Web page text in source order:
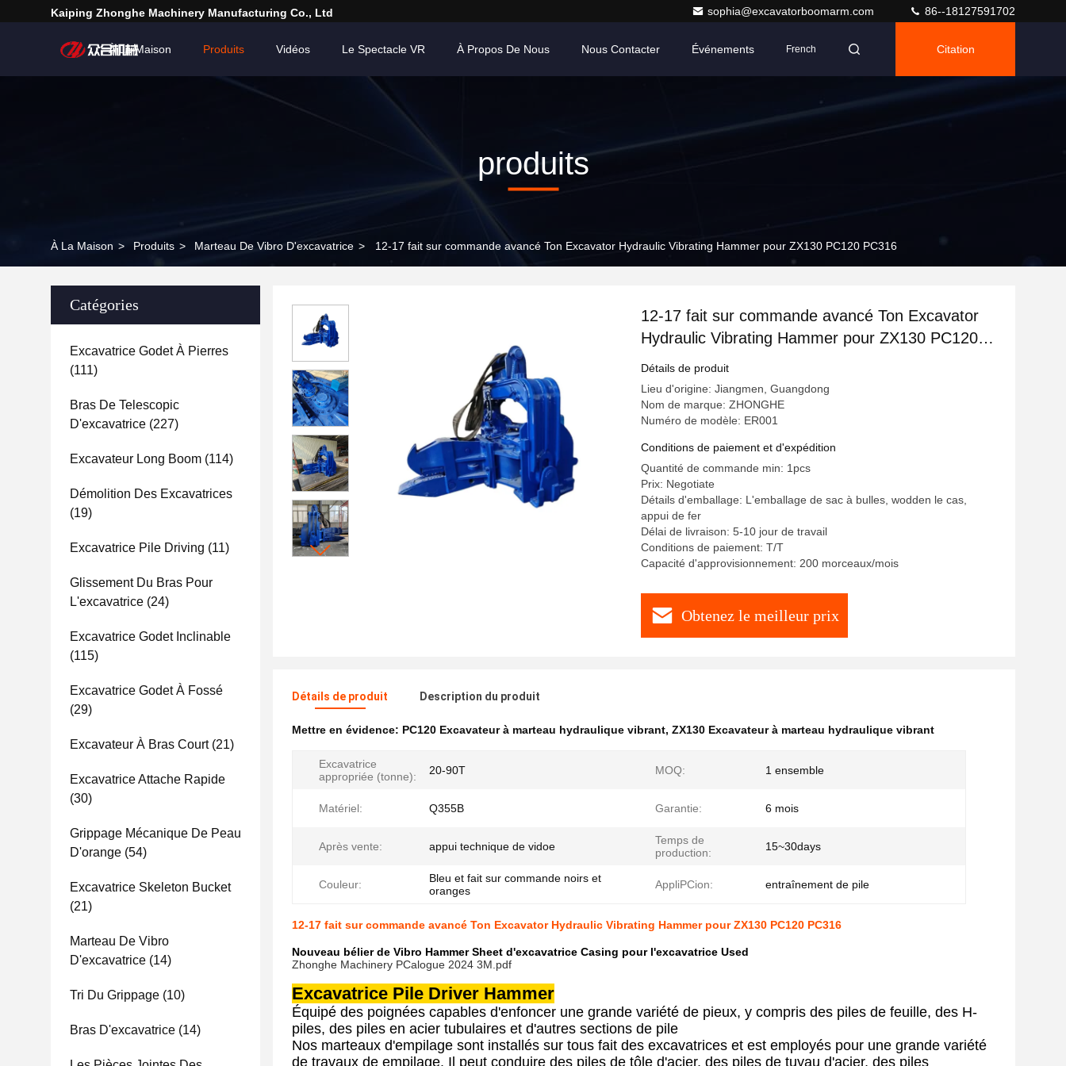
Kaiping Zhonghe Machinery Manufacturing Co., Ltd sophia@excavatorboomarm.com 86--18127591702
À La Maison Produits Vidéos Le Spectacle VR À Propos De Nous Nous Contacter Événements French Citation
produits
À La Maison > Produits > Marteau De Vibro D'excavatrice > 12-17 fait sur commande avancé Ton Excavator Hydraulic Vibrating Hammer pour ZX130 PC120 PC316
Catégories
Excavatrice Godet À Pierres
(111)
Bras De Telescopic
D'excavatrice (227)
Excavateur Long Boom (114)
Démolition Des Excavatrices
(19)
Excavatrice Pile Driving (11)
Glissement Du Bras Pour
L'excavatrice (24)
Excavatrice Godet Inclinable
(115)
Excavatrice Godet À Fossé
(29)
Excavateur À Bras Court(21)
Excavatrice Attache Rapide
(30)
Grippage Mécanique De Peau
D'orange (54)
Excavatrice Skeleton Bucket
(21)
Marteau De Vibro
D'excavatrice (14)
Tri Du Grippage (10)
Bras D'excavatrice (14)
12-17 fait sur commande avancé Ton Excavator
Hydraulic Vibrating Hammer pour ZX130 PC120
PC316
Détails de produit
Lieu d'origine: Jiangmen, Guangdong
Nom de marque: ZHONGHE
Numéro de modèle: ER001
Conditions de paiement et d'expédition
Quantité de commande min: 1pcs
Prix: Negotiate
Détails d'emballage: L'emballage de sac à bulles, wodden le cas,
appui de fer
Délai de livraison: 5-10 jour de travail
Conditions de paiement: T/T
Capacité d'approvisionnement: 200 morceaux/mois
Obtenez le meilleur prix
Détails de produit Description du produit
Mettre en évidence: PC120 Excavateur à marteau hydraulique vibrant, ZX130 Excavateur à marteau hydraulique vibrant
Excavatrice
appropriée (tonne):
20-90T MOQ: 1 ensemble
Matériel: Q355B Garantie: 6 mois
Après vente: appui technique de vidoe
Temps de
production:
15~30days
Couleur:
Bleu et fait sur commande noirs et
oranges
AppliPCion: entraînement de pile
12-17 fait sur commande avancé Ton Excavator Hydraulic Vibrating Hammer pour ZX130 PC120 PC316
Nouveau bélier de Vibro Hammer Sheet d'excavatrice Casing pour l'excavatrice Used
Zhonghe Machinery PCalogue 2024 3M.pdf
Excavatrice Pile Driver Hammer
Équipé des poignées capables d'enfoncer une grande variété de pieux, y compris des piles de feuille, des H-
piles, des piles en acier tubulaires et d'autres sections de pile
Nos marteaux d'empilage sont installés sur tous fait des excavatrices et est employés pour une grande variété
de travaux de empilage. Il peut conduire des piles de tôle d'acier, des piles de tuyau d'acier, des piles